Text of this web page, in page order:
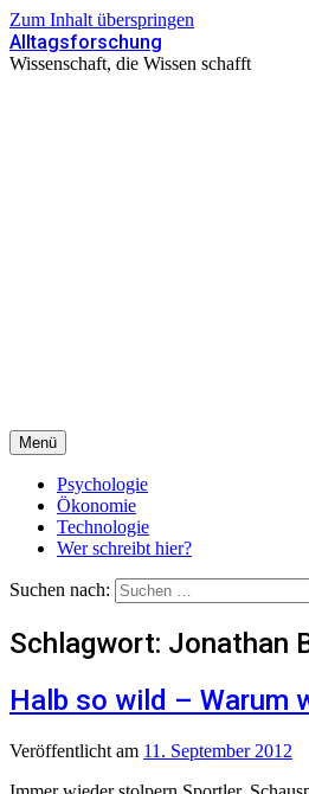
Zum Inhalt überspringen
Alltagsforschung
Wissenschaft, die Wissen schafft
Menü
Psychologie
Ökonomie
Technologie
Wer schreibt hier?
Suchen nach:
Schlagwort: Jonathan
Halb so wild – Warum
Veröffentlicht am 11. September 2012